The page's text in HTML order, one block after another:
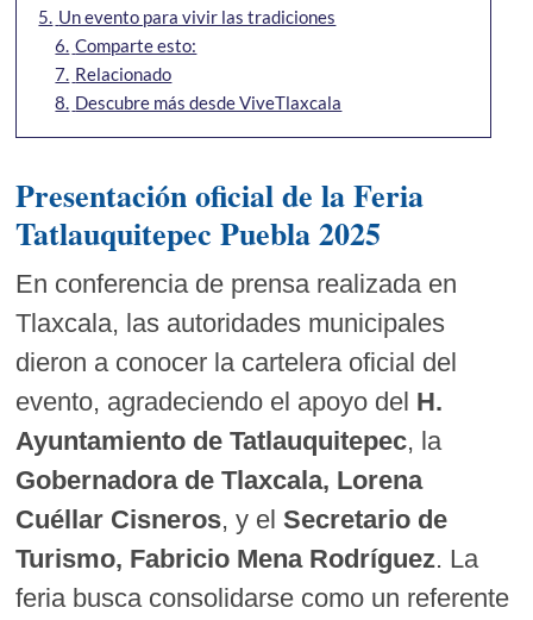
5. Un evento para vivir las tradiciones
6. Comparte esto:
7. Relacionado
8. Descubre más desde ViveTlaxcala
Presentación oficial de la Feria
Tatlauquitepec Puebla 2025
En conferencia de prensa realizada en
Tlaxcala, las autoridades municipales
dieron a conocer la cartelera oficial del
evento, agradeciendo el apoyo del H.
Ayuntamiento de Tatlauquitepec, la
Gobernadora de Tlaxcala, Lorena
Cuéllar Cisneros, y elSecretario de
Turismo, Fabricio Mena Rodríguez. La
feria busca consolidarse como un referente